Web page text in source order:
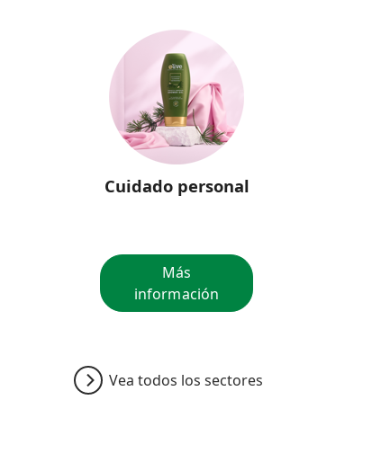
Cuidado personal
Más
información
Vea todos los sectores